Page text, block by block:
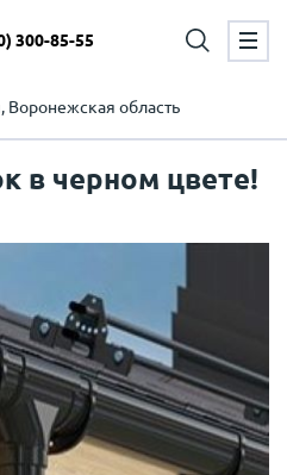
Воронежская область
300-85-55
в черном цвете!